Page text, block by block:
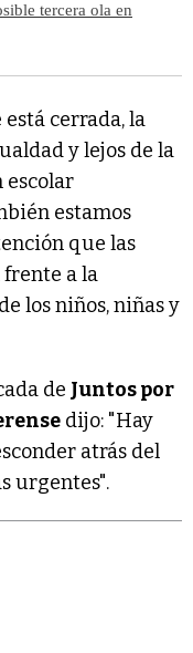
tercera ola en
cerrada, la
y lejos de la
escolar
estamos
que las
a la
los niños, niñas y
de Juntos por
dijo: "Hay
atrás del
urgentes".